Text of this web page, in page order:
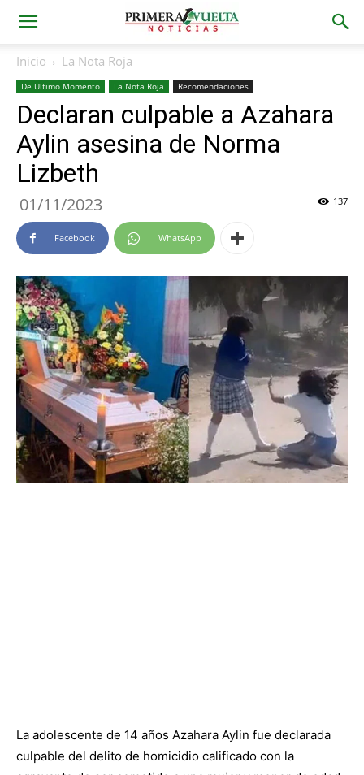
Inicio La Nota Roja
De Ultimo Momento La Nota Roja Recomendaciones
Declaran culpable a Azahara
Aylin asesina de Norma
Lizbeth
01/11/2023 137
Facebook WhatsApp
La adolescente de 14 años Azahara Aylin fue declarada
culpable del delito de homicidio calificado con la